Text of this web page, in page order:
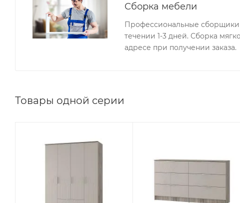
Сборка мебели
Профессиональные
течении 1-3 дней. Сборка
адресе при получении заказа.
Товары одной серии